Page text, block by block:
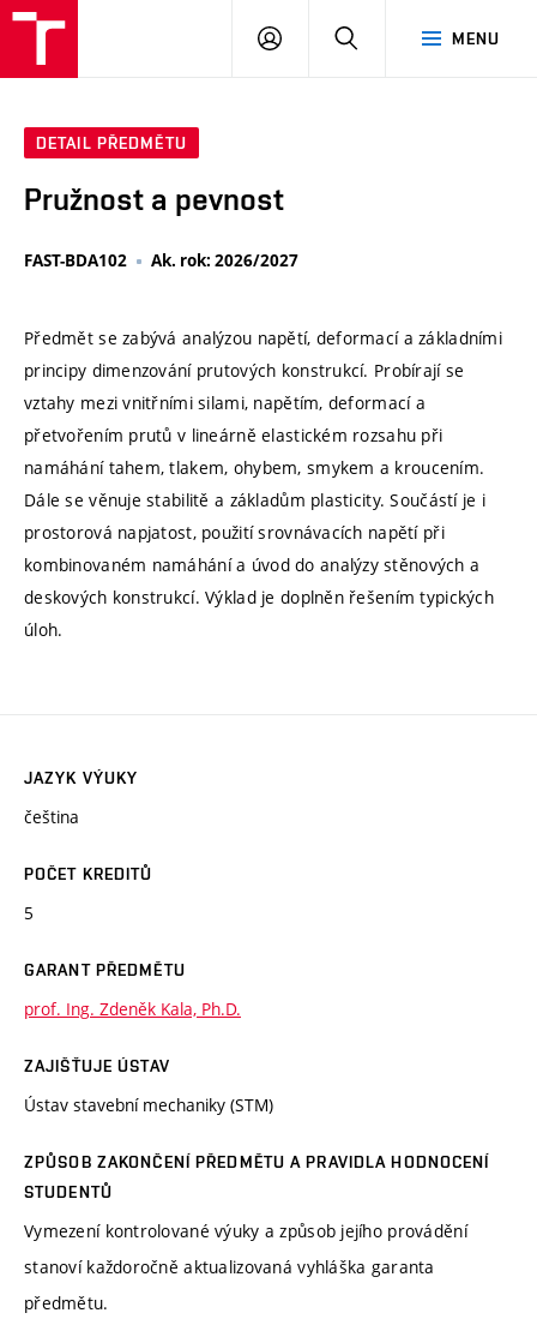
MENU
PŘIHLÁSIT
DETAIL PŘEDMĚTU
Pružnost a pevnost
FAST-BDA102 Ak. rok: 2026/2027
Předmět se zabývá analýzou napětí, deformací a základními
principy dimenzování prutových konstrukcí. Probírají se
vztahy mezi vnitřními silami, napětím, deformací a
přetvořením prutů v lineárně elastickém rozsahu při
namáhání tahem, tlakem, ohybem, smykem a kroucením.
Dále se věnuje stabilitě a základům plasticity. Součástí je i
prostorová napjatost, použití srovnávacích napětí při
kombinovaném namáhání a úvod do analýzy stěnových a
deskových konstrukcí. Výklad je doplněn řešením typických
úloh.
JAZYK VÝUKY
čeština
POČET KREDITŮ
5
GARANT PŘEDMĚTU
prof. Ing. Zdeněk Kala, Ph.D.
ZAJIŠŤUJE ÚSTAV
Ústav stavební mechaniky (STM)
ZPŮSOB ZAKONČENÍ PŘEDMĚTU A PRAVIDLA HODNOCENÍ
STUDENTŮ
Vymezení kontrolované výuky a způsob jejího provádění
stanoví každoročně aktualizovaná vyhláška garanta
předmětu.